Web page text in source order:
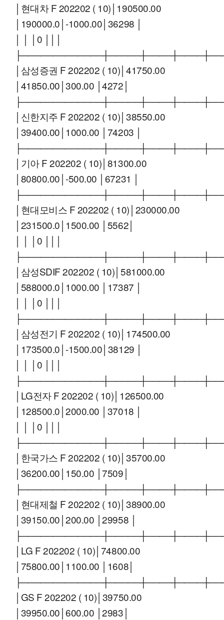
│현대차 F 202202 ( 10)│190500.00
│190000.0│-1000.00│36298 │
│ │ │0 │││
│삼성증권 F 202202 ( 10)│41750.00
│41850.00│300.00 │4272│
│신한지주 F 202202 ( 10)│38550.00
│39400.00│1000.00 │74203 │
│기아 F 202202 ( 10)│81300.00
│80800.00│-500.00 │67231 │
│현대모비스 F 202202 ( 10)│230000.00
│231500.0│1500.00 │5562│
│ │ │0 │││
│삼성SDIF 202202 ( 10)│581000.00
│588000.0│1000.00 │17387 │
│ │ │0 │││
│삼성전기 F 202202 ( 10)│174500.00
│173500.0│-1500.00│38129 │
│ │ │0 │││
│LG전자 F 202202 ( 10)│126500.00
│128500.0│2000.00 │37018 │
│ │ │0 │││
│한국가스 F 202202 ( 10)│35700.00
│36200.00│150.00 │7509│
│현대제철 F 202202 ( 10)│38900.00
│39150.00│200.00 │29958 │
│LG F 202202 ( 10)│74800.00
│75800.00│1100.00 │1608│
│GS F 202202 ( 10)│39750.00
│39950.00│600.00 │2983│